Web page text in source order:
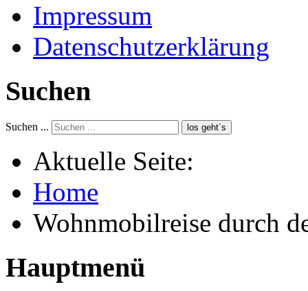
Impressum
Datenschutzerklärung
Suchen
Suchen ... los geht´s
Aktuelle Seite:
Home
Wohnmobilreise durch
Hauptmenü